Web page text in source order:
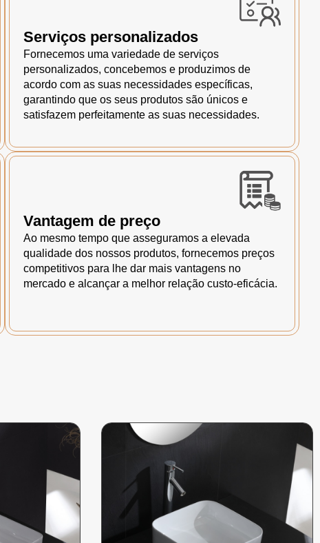
Serviços personalizados
Fornecemos uma variedade de serviços
personalizados, concebemos e produzimos de
acordo com as suas necessidades específicas,
garantindo que os seus produtos são únicos e
satisfazem perfeitamente as suas necessidades.
Vantagem de preço
Ao mesmo tempo que asseguramos a elevada
qualidade dos nossos produtos, fornecemos preços
competitivos para lhe dar mais vantagens no
mercado e alcançar a melhor relação custo-eficácia.